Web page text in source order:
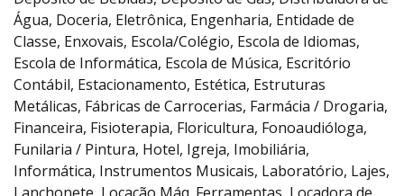
Água, Doceria, Eletrônica, Engenharia, Entidade de
Classe, Enxovais, Escola/Colégio, Escola de Idiomas,
Escola de Informática, Escola de Música, Escritório
Contábil, Estacionamento, Estética, Estruturas
Metálicas, Fábricas de Carrocerias, Farmácia / Drogaria,
Financeira, Fisioterapia, Floricultura, Fonoaudióloga,
Funilaria / Pintura, Hotel, Igreja, Imobiliária,
Informática, Instrumentos Musicais, Laboratório, Lajes,
Lanchonete, Locação Máq. Ferramentas, Locadora de